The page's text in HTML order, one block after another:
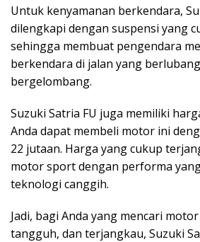
Untuk kenyamanan berkendara,
dilengkapi dengan suspensi yang
sehingga membuat pengendara
berkendara di jalan yang
bergelombang.
Suzuki Satria FU juga memiliki
Anda dapat membeli motor ini
22 jutaan. Harga yang cukup
motor sport dengan performa
teknologi canggih.
Jadi, bagi Anda yang mencari
tangguh, dan terjangkau, Suzuki